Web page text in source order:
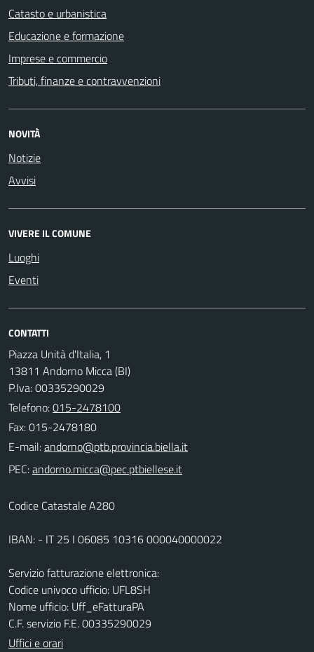
Catasto e urbanistica
Educazione e formazione
Imprese e commercio
Tributi, finanze e contravvenzioni
NOVITÀ
Notizie
Avvisi
VIVERE IL COMUNE
Luoghi
Eventi
CONTATTI
Piazza Unità d'Italia, 1
13811 Andorno Micca (BI)
P.Iva: 00335290029
Telefono:015-2478100
Fax: 015-2478180
E-mail:
PEC:
Codice Catastale A280
IBAN: - IT 25 I 06085 10316 000040000022
Servizio fatturazione elettronica:
Codice univoco ufficio: UFL8SH
Nome ufficio: Uff_eFatturaPA
C.F. servizio F.E. 00335290029
Uffici e orari